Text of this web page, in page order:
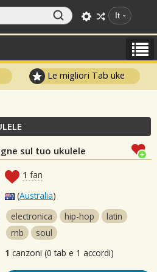
It
Le migliori Tab uke
sul tuo ukulele
1 fan
(Australia)
electronica
hip-hop
latin
rnb
soul
1 canzoni (0 tab e 1 accordi)